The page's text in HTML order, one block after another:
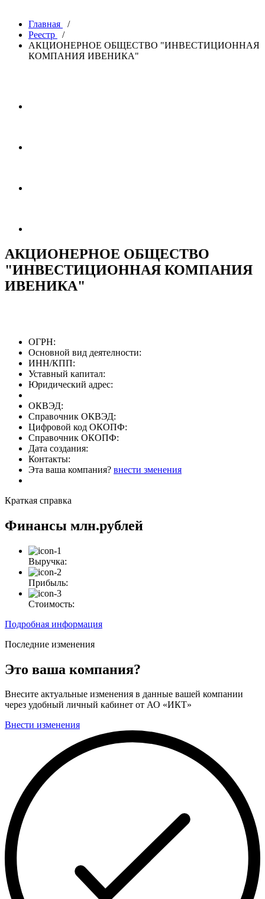
Главная
/
Реестр
/
АКЦИОНЕРНОЕ ОБЩЕСТВО "ИНВЕСТИЦИОННАЯ
КОМПАНИЯ ИВЕНИКА"
АКЦИОНЕРНОЕ ОБЩЕСТВО
"ИНВЕСТИЦИОННАЯ КОМПАНИЯ
ИВЕНИКА"
ОГРН:
Основной вид деятелности:
ИНН/КПП:
Уставный капитал:
Юридический адрес:
ОКВЭД:
Справочник ОКВЭД:
Цифровой код ОКОПФ:
Справочник ОКОПФ:
Дата создания:
Контакты:
Эта ваша компания? внести зменения
Краткая справка
Финансы млн.рублей
Выручка:
Прибыль:
Стоимость:
Подробная информация
Последние изменения
Это ваша компания?
Внесите актуальные изменения в данные вашей компании
через удобный личный кабинет от АО «ИКТ»
Внести изменения